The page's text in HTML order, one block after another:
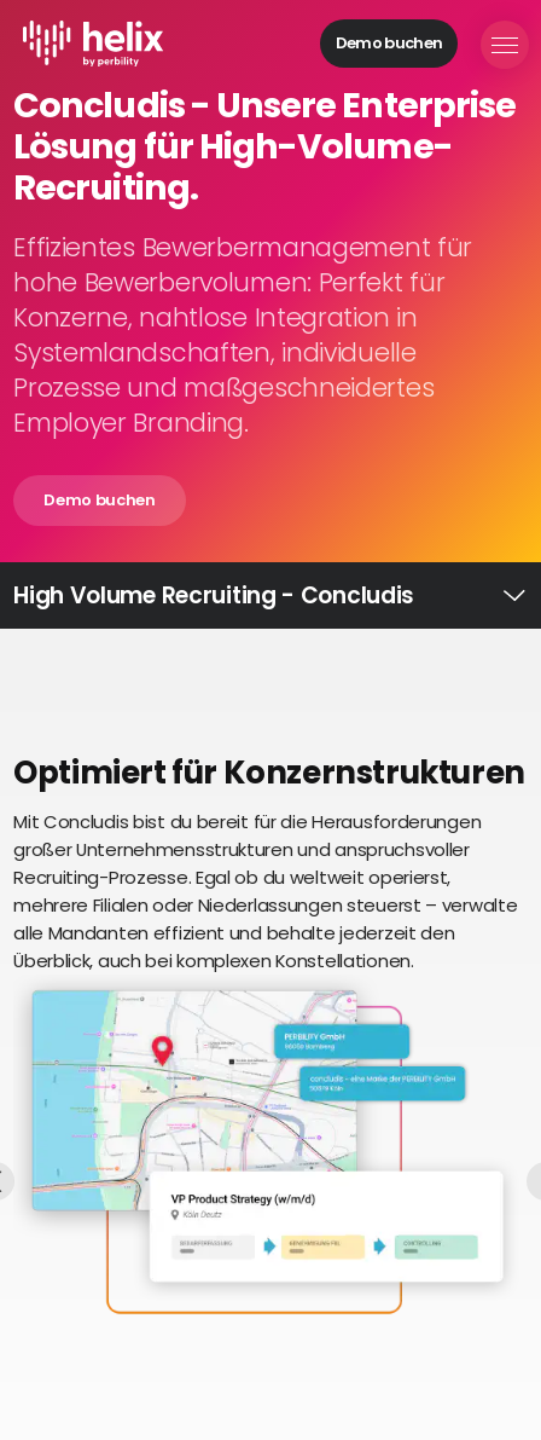
Demo buchen
Helix Module
Organisationen
aufbauen
gewinnen
Mitarbeitende
entwickeln
Feedback
geben
Volume
Ausbildungsmanagement
Lernen
eAkte
und
Digitalisierung
Schnittstellen
Intelligenz
Über uns
Perbility
Offene
Stellen
Compliance
Kontakt
Theme-
Concludis - Unsere Enterprise
Lösung für High-Volume-
Recruiting.
Effizientes Bewerbermanagement für
hohe Bewerbervolumen: Perfekt für
Konzerne, nahtlose Integration in
Systemlandschaften, individuelle
Prozesse und maßgeschneidertes
Employer Branding.
Demo buchen
High Volume Recruiting - Concludis
Optimiert für Konzernstrukturen
Mit Concludis bist du bereit für die Herausforderungen
großer Unternehmensstrukturen und anspruchsvoller
Recruiting-Prozesse. Egal ob du weltweit operierst,
mehrere Filialen oder Niederlassungen steuerst – verwalte
alle Mandanten effizient und behalte jederzeit den
Überblick, auch bei komplexen Konstellationen.